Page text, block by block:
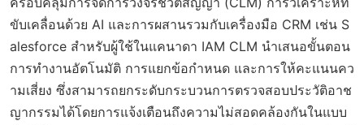
ขับเคลื่อนด้วย AI และการผสานรวมกับเครื่องมือ CRM เช่น S
alesforce สำหรับผู้ใช้ในแคนาดา IAM CLM นำเสนอขั้นตอน
การทำงานอัตโนมัติ การแยกข้อกำหนด และการให้คะแนนคว
ามเสี่ยง ซึ่งสามารถยกระดับกระบวนการตรวจสอบประวัติอาช
ญากรรมได้โดยการแจ้งเตือนถึงความไม่สอดคล้องกันในแบบ